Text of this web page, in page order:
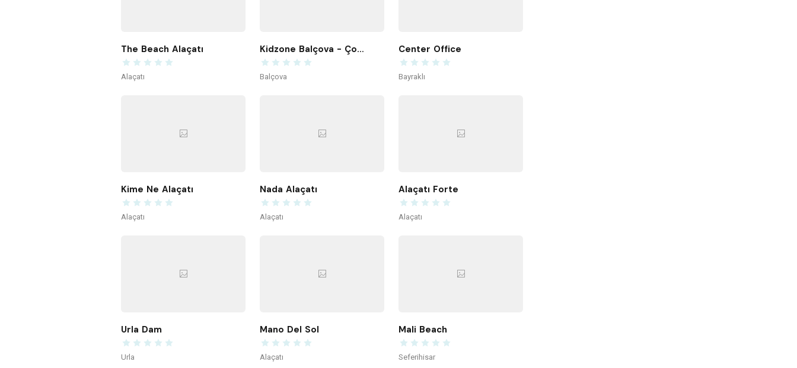
The Beach Alaçatı
Alaçatı
Kidzone Balçova - Çocuk Gelişim ve Aktivite Merkezi
Balçova
Center Office
Bayraklı
Kime Ne Alaçatı
Alaçatı
Nada Alaçatı
Alaçatı
Alaçatı Forte
Alaçatı
Urla Dam
Urla
Mano Del Sol
Alaçatı
Mali Beach
Seferihisar